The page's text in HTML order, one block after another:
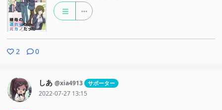
2 0
しあ @xia4913 サポーター
2022-07-27 13:15